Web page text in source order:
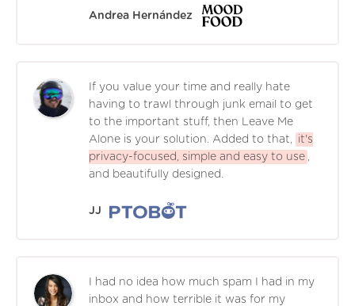
Andrea Hernández
If you value your time and really hate
having to trawl through junk email to get
to the important stuff, then Leave Me
Alone is your solution. Added to that,
it's
privacy-focused, simple and easy to use
and beautifully designed.
JJ
I had no idea how much spam I had in my
inbox and how terrible it was for my